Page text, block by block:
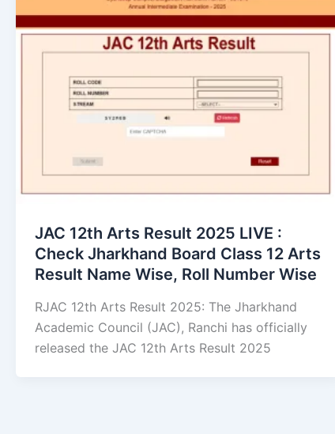
JAC 12th Arts Result 2025 LIVE :
Check Jharkhand Board Class 12 Arts
Result Name Wise, Roll Number Wise
RJAC 12th Arts Result 2025: The Jharkhand
Academic Council (JAC), Ranchi has officially
released the JAC 12th Arts Result 2025